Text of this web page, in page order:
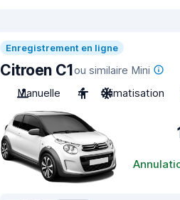
Enregistrement en ligne
Citroen C1ou similaire Mini
Manuelle
4 Climatisation